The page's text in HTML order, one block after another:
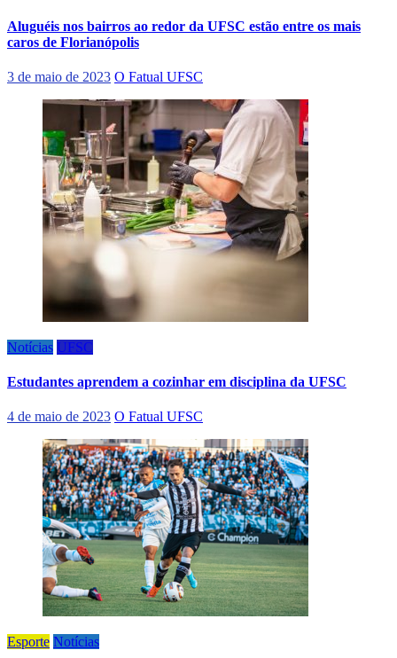
Aluguéis nos bairros ao redor da UFSC estão entre os mais
caros de Florianópolis
3 de maio de 2023 O Fatual UFSC
Notícias UFSC
Estudantes aprendem a cozinhar em disciplina da UFSC
4 de maio de 2023 O Fatual UFSC
Esporte Notícias